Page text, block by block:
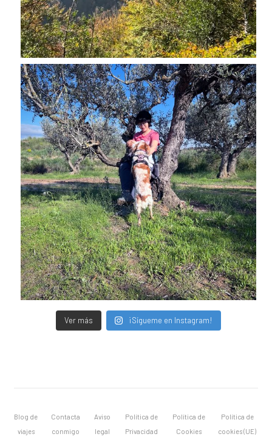
Ver más ¡Sígueme en Instagram!
Blog de
viajes
Contacta
conmigo
Aviso
legal
Política de
Privacidad
Política de
Cookies
Política de
cookies (UE)